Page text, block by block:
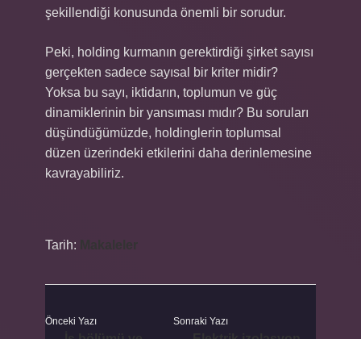
şekillendiği konusunda önemli bir sorudur.
Peki, holding kurmanın gerektirdiği şirket sayısı
gerçekten sadece sayısal bir kriter midir?
Yoksa bu sayı, iktidarın, toplumun ve güç
dinamiklerinin bir yansıması mıdır? Bu soruları
düşündüğümüzde, holdinglerin toplumsal
düzen üzerindeki etkilerini daha derinlemesine
kavrayabiliriz.
Tarih:
Önceki Yazı Sonraki Yazı